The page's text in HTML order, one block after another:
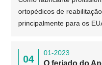
ortopédicos de
principalmente para os
04
01-2023
O feriado do